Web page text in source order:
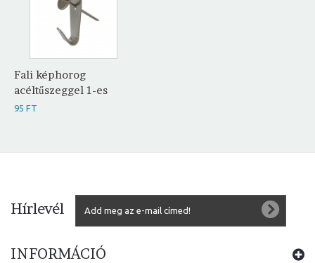
Fali képhorog
acéltűszeggel 1-es
95 FT
Hírlevél
INFORMÁCIÓ